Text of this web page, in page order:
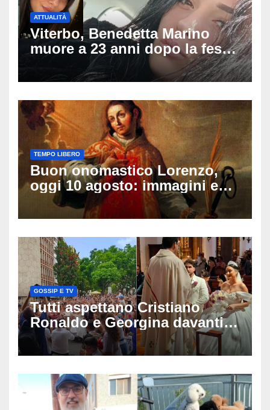
ATTUALITÀ
Viterbo, Benedetta Marino
muore a 23 anni dopo la festa
di compleanno: trovata senza
vita nell’ex consorzio, è giallo
TEMPO LIBERO
Buon onomastico Lorenzo,
oggi 10 agosto: immagini e
gif di auguri da condividere
sui social
GOSSIP E TV
Tutti aspettano Cristiano
Ronaldo e Georgina davanti
alla cattedrale: ma il
matrimonio era di un’altra